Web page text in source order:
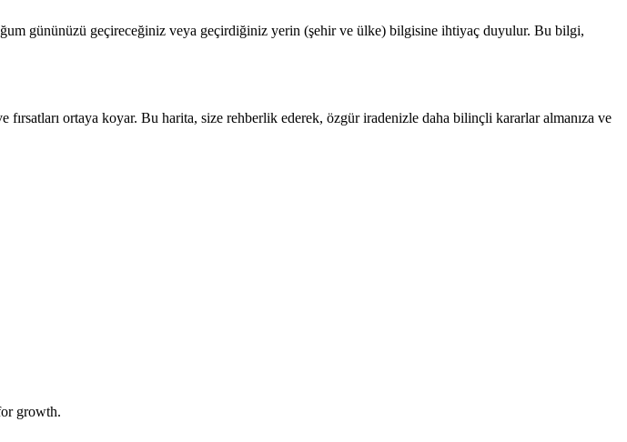
gününüzü geçireceğiniz veya geçirdiğiniz yerin (şehir ve ülke) bilgisine ihtiyaç duyulur. Bu bilgi,
ortaya koyar. Bu harita, size rehberlik ederek, özgür iradenizle daha bilinçli kararlar almanıza ve
growth.